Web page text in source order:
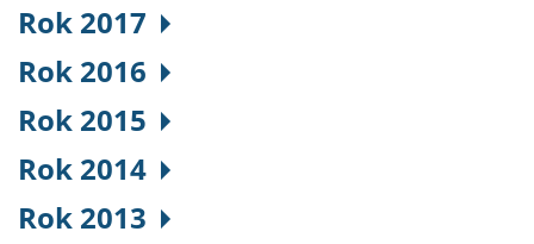
Rok 2017
Rok 2016
Rok 2015
Rok 2014
Rok 2013